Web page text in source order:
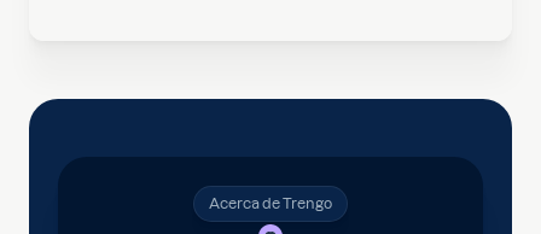
Acerca de Trengo